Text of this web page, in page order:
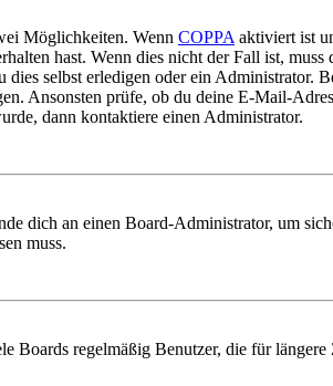
Möglichkeiten. Wenn COPPA aktiviert ist
hast. Wenn dies nicht der Fall ist, muss
selbst erledigen oder ein Administrator.
Ansonsten prüfe, ob du deine E-Mail-
dann kontaktiere einen Administrator.
dich an einen Board-Administrator, um
muss.
Boards regelmäßig Benutzer, die für